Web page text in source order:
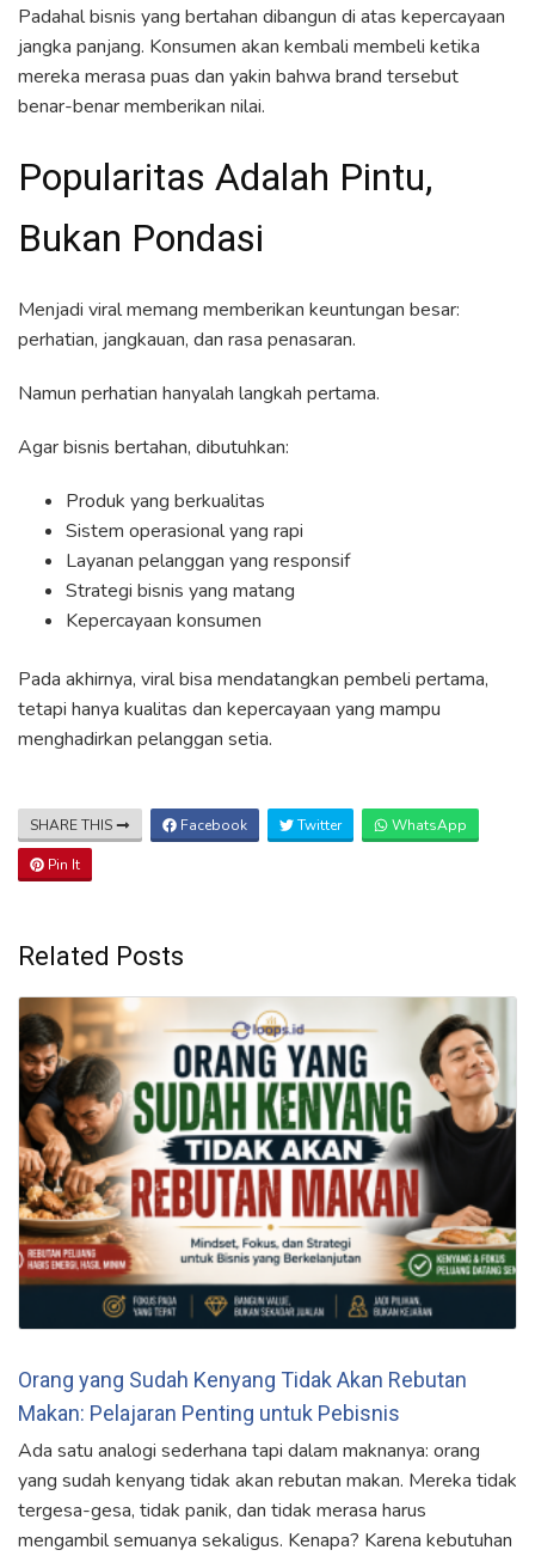
Padahal bisnis yang bertahan dibangun di atas kepercayaan
jangka panjang. Konsumen akan kembali membeli ketika
mereka merasa puas dan yakin bahwa brand tersebut
benar-benar memberikan nilai.
Popularitas Adalah Pintu,
Bukan Pondasi
Menjadi viral memang memberikan keuntungan besar:
perhatian, jangkauan, dan rasa penasaran.
Namun perhatian hanyalah langkah pertama.
Agar bisnis bertahan, dibutuhkan:
Produk yang berkualitas
Sistem operasional yang rapi
Layanan pelanggan yang responsif
Strategi bisnis yang matang
Kepercayaan konsumen
Pada akhirnya, viral bisa mendatangkan pembeli pertama,
tetapi hanya kualitas dan kepercayaan yang mampu
menghadirkan pelanggan setia.
SHARE THIS Facebook Twitter WhatsApp
Pin It
Related Posts
Orang yang Sudah Kenyang Tidak Akan Rebutan
Makan: Pelajaran Penting untuk Pebisnis
Ada satu analogi sederhana tapi dalam maknanya: orang
yang sudah kenyang tidak akan rebutan makan. Mereka tidak
tergesa-gesa, tidak panik, dan tidak merasa harus
mengambil semuanya sekaligus. Kenapa? Karena kebutuhan